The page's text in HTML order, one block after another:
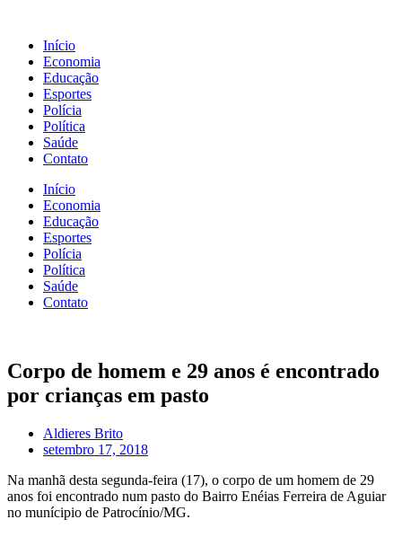
Início
Economia
Educação
Esportes
Polícia
Política
Saúde
Contato
Início
Economia
Educação
Esportes
Polícia
Política
Saúde
Contato
Corpo de homem e 29 anos é encontrado
por crianças em pasto
Aldieres Brito
setembro 17, 2018
Na manhã desta segunda-feira (17), o corpo de um homem de 29
anos foi encontrado num pasto do Bairro Enéias Ferreira de Aguiar
no munícipio de Patrocínio/MG.